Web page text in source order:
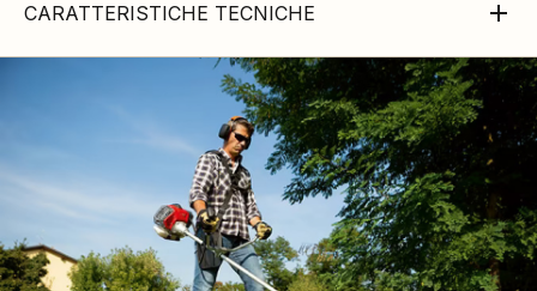
CARATTERISTICHE TECNICHE